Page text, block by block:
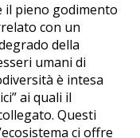
il pieno godimento
con un
della
umani di
è intesa
ai quali il
Questi
ci offre